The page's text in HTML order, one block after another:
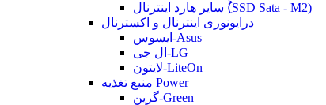
سایر هارد اینترنال (ُُُِSSD Sata - M2)
درایونوری اینترنال و اکسترنال
ایسوس-Asus
ال جی-LG
لایتون-LiteOn
منبع تغذیه Power
گرین-Green